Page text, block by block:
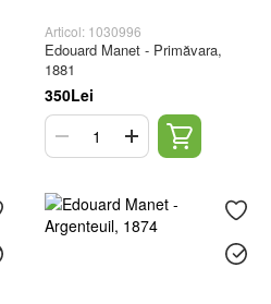
Articol: 1030996
Edouard Manet - Primăvara,
1881
350Lei